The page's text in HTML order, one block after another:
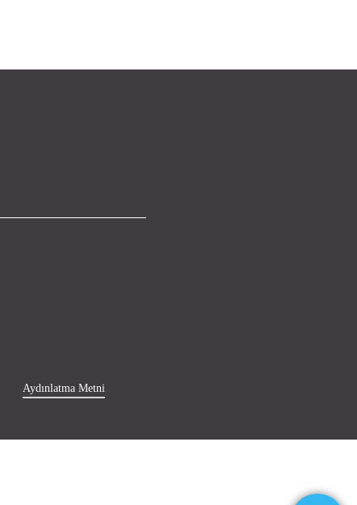
Aydınlatma Metni